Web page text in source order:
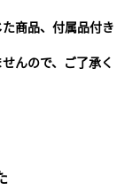
商品、付属品付き
んので、ご了承く